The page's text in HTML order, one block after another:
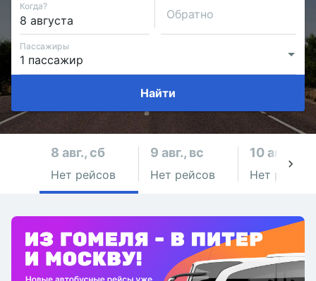
Когда?
Обратно
Пассажиры
Найти
8 авг., сб
Нет рейсов
9 авг., вс
Нет рейсов
10 авг., пн
Нет рейсов